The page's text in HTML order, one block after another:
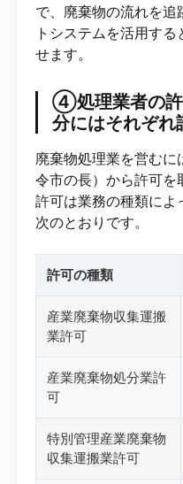
で、廃棄物の流れを追
トシステムを活用す
せます。
④処理業者の許
分にはそれぞれ
廃棄物処理業を営む
令市の長）から許可を
許可は業務の種類によ
次のとおりです。
許可の種類
産業廃棄物収集運搬
業許可
産業廃棄物処分業許
可
特別管理産業廃棄物
収集運搬業許可